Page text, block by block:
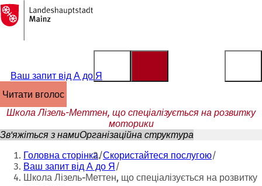
Перейти до змісту
На
головну
сторінку
Ваш запит від А до Я
читати вголос
Школа Лізель-Меттен, що спеціалізується на розвитку
моторики
Зв'яжіться з намиОрганізаційна структура
Ти
тут:
Головна сторінка Скористайтеся послугою
Ваш запит від А до Я
Школа Лізель-Меттен, що спеціалізується на розвитку